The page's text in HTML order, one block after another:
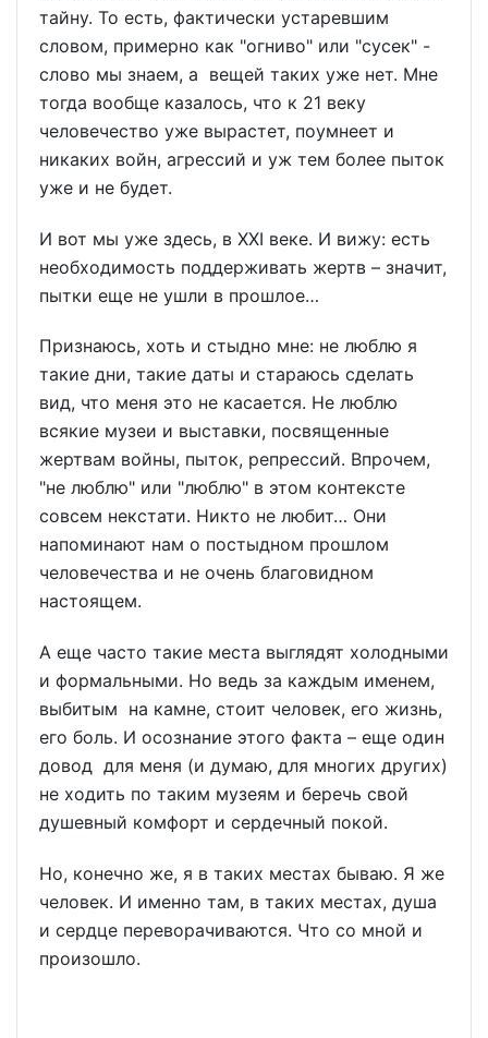
тайну. То есть, фактически устаревшим
словом, примерно как "огниво" или "сусек" -
слово мы знаем, а вещей таких уже нет. Мне
тогда вообще казалось, что к 21 веку
человечество уже вырастет, поумнеет и
никаких войн, агрессий и уж тем более пыток
уже и не будет.
И вот мы уже здесь, в XXI веке. И вижу: есть
необходимость поддерживать жертв – значит,
пытки еще не ушли в прошлое…
Признаюсь, хоть и стыдно мне: не люблю я
такие дни, такие даты и стараюсь сделать
вид, что меня это не касается. Не люблю
всякие музеи и выставки, посвященные
жертвам войны, пыток, репрессий. Впрочем,
"не люблю" или "люблю" в этом контексте
совсем некстати. Никто не любит… Они
напоминают нам о постыдном прошлом
человечества и не очень благовидном
настоящем.
А еще часто такие места выглядят холодными
и формальными. Но ведь за каждым именем,
выбитым на камне, стоит человек, его жизнь,
его боль. И осознание этого факта – еще один
довод для меня (и думаю, для многих других)
не ходить по таким музеям и беречь свой
душевный комфорт и сердечный покой.
Но, конечно же, я в таких местах бываю. Я же
человек. И именно там, в таких местах, душа
и сердце переворачиваются. Что со мной и
произошло.